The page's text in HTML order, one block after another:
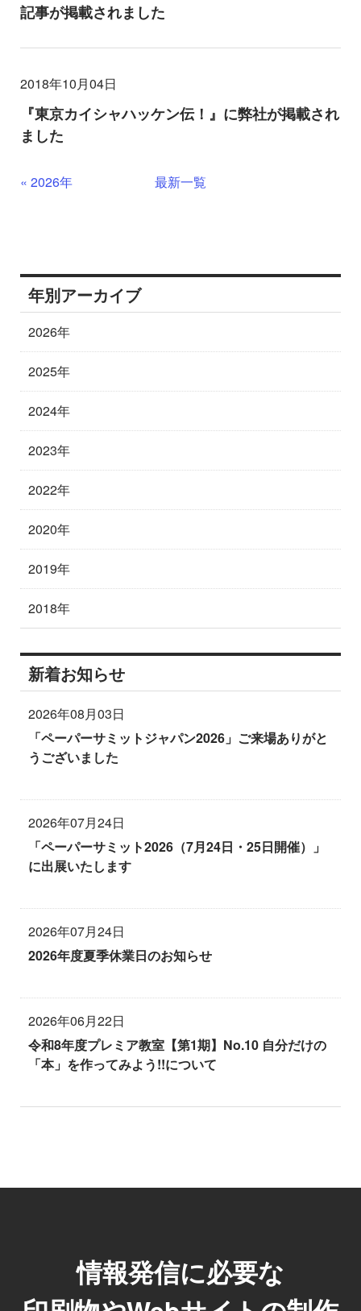
記事が掲載されました
2018年10月04日
『東京カイシャハッケン伝！』に弊社が掲載され
ました
« 2026年 最新一覧
年別アーカイブ
2026年
2025年
2024年
2023年
2022年
2020年
2019年
2018年
新着お知らせ
2026年08月03日
「ペーパーサミットジャパン2026」ご来場ありがと
うございました
2026年07月24日
「ペーパーサミット2026（7月24日・25日開催）」
に出展いたします
2026年07月24日
2026年度夏季休業日のお知らせ
2026年06月22日
令和8年度プレミア教室【第1期】No.10 自分だけの
「本」を作ってみよう!!について
情報発信に必要な